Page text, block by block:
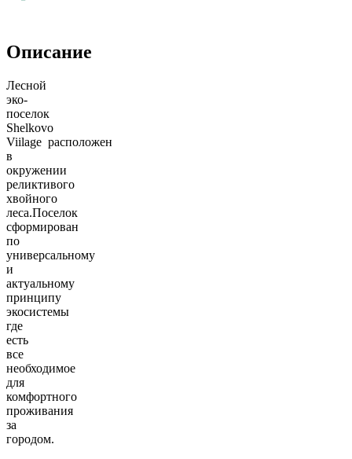
Описание
Лесной
эко-
поселок
Shelkovo
Viilage расположен
в
окружении
реликтивого
хвойного
леса.Поселок
сформирован
по
универсальному
и
актуальному
принципу
экосистемы
где
есть
все
необходимое
для
комфортного
проживания
за
городом.